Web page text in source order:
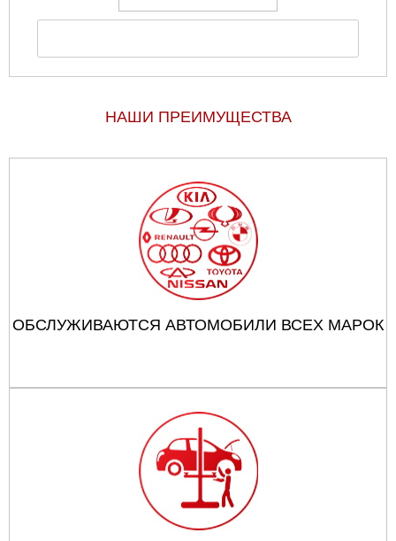
НАШИ ПРЕИМУЩЕСТВА
ОБСЛУЖИВАЮТСЯ АВТОМОБИЛИ ВСЕХ МАРОК